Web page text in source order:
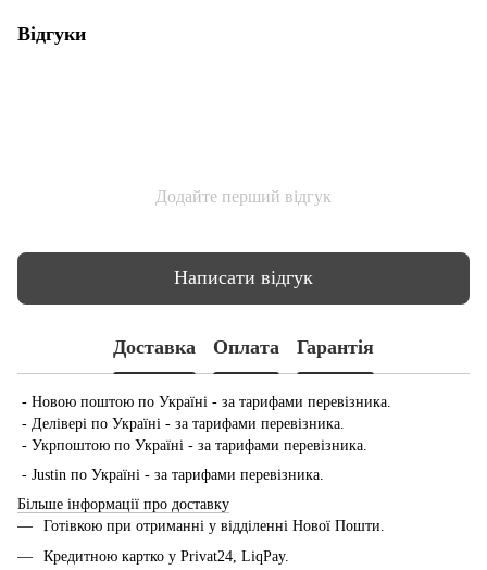
Відгуки
Додайте перший відгук
Написати відгук
Доставка Оплата Гарантія
- Новою поштою по Україні - за тарифами перевізника.
- Делівері по Україні - за тарифами перевізника.
- Укрпоштою по Україні - за тарифами перевізника.
- Justin по Україні - за тарифами перевізника.
Більше інформації про доставку
Готівкою при отриманні у відділенні Нової Пошти.
Кредитною картко у Privat24, LiqPay.